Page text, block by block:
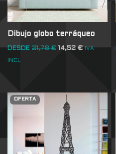
Dibujo globo terráqueo
DESDE 21,78€ 14,52€ IVA
INCL
OFERTA